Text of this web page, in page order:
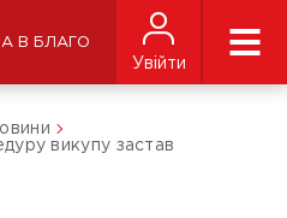
В БЛАГО
Увійти
викупу застав